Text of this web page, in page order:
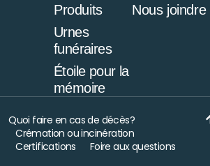
Produits
Urnes
funéraires
Étoile pour la
mémoire
Nous joindre
Quoi faire en cas de décès?
Crémation ou incinération
Certifications
Foire aux questions